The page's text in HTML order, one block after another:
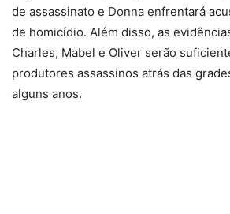
de assassinato e Donna enfrentará
de homicídio. Além disso, as
Charles, Mabel e Oliver serão
produtores assassinos atrás das
alguns anos.